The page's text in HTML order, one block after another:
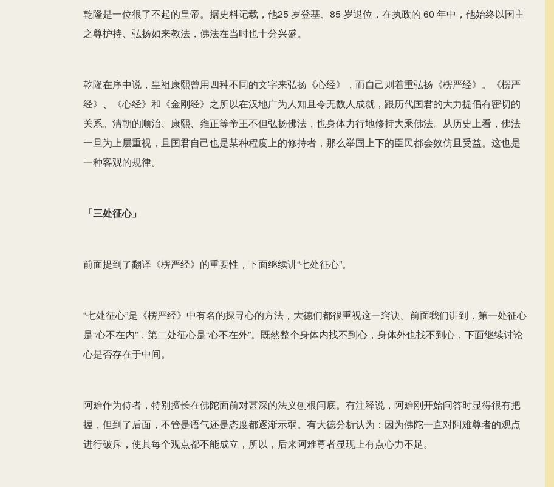
乾隆是一位很了不起的皇帝。据史料记载，他25 岁登基、85 岁退位，在执政的 60 年中，他始终以国主
之尊护持、弘扬如来教法，佛法在当时也十分兴盛。
乾隆在序中说，皇祖康熙曾用四种不同的文字来弘扬《心经》，而自己则着重弘扬《楞严经》。《楞严
经》、《心经》和《金刚经》之所以在汉地广为人知且令无数人成就，跟历代国君的大力提倡有密切的
关系。清朝的顺治、康熙、雍正等帝王不但弘扬佛法，也身体力行地修持大乘佛法。从历史上看，佛法
一旦为上层重视，且国君自己也是某种程度上的修持者，那么举国上下的臣民都会效仿且受益。这也是
一种客观的规律。
「三处征心」
前面提到了翻译《楞严经》的重要性，下面继续讲“七处征心”。
“七处征心”是《楞严经》中有名的探寻心的方法，大德们都很重视这一窍诀。前面我们讲到，第一处征心
是“心不在内”，第二处征心是“心不在外”。既然整个身体内找不到心，身体外也找不到心，下面继续讨论
心是否存在于中间。
阿难作为侍者，特别擅长在佛陀面前对甚深的法义刨根问底。有注释说，阿难刚开始问答时显得很有把
握，但到了后面，不管是语气还是态度都逐渐示弱。有大德分析认为：因为佛陀一直对阿难尊者的观点
进行破斥，使其每个观点都不能成立，所以，后来阿难尊者显现上有点心力不足。